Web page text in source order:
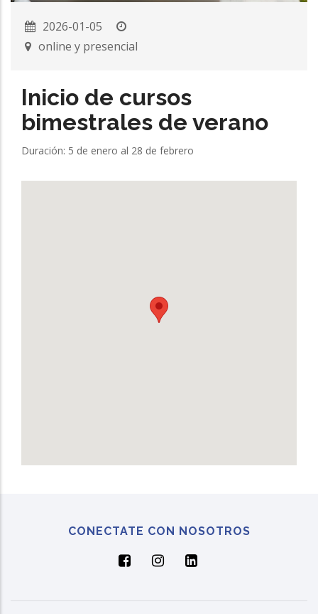
2026-01-05
online y presencial
Inicio de cursos
bimestrales de verano
Duración: 5 de enero al 28 de febrero
CONECTATE CON NOSOTROS